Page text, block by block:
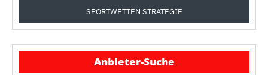
SPORTWETTEN STRATEGIE
Anbieter-Suche